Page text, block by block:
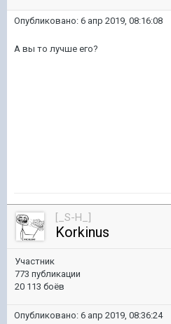
Опубликовано: 6 апр 2019, 08:16:08
А вы то лучше его?
[_S-H_]
Korkinus
Участник
773 публикации
20 113 боёв
Опубликовано: 6 апр 2019, 08:36:24